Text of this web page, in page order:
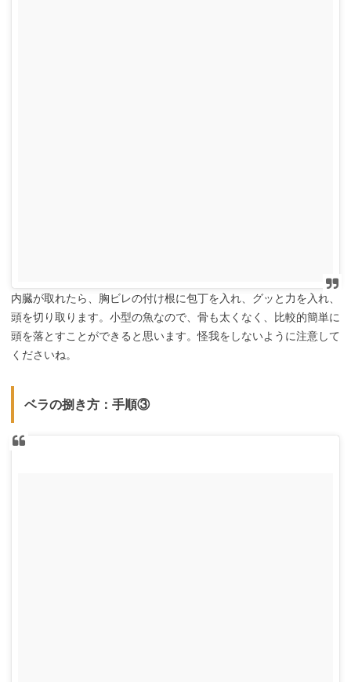
内臓が取れたら、胸ビレの付け根に包丁を入れ、グッと力を入れ、
頭を切り取ります。小型の魚なので、骨も太くなく、比較的簡単に
頭を落とすことができると思います。怪我をしないように注意して
くださいね。
ベラの捌き方：手順③